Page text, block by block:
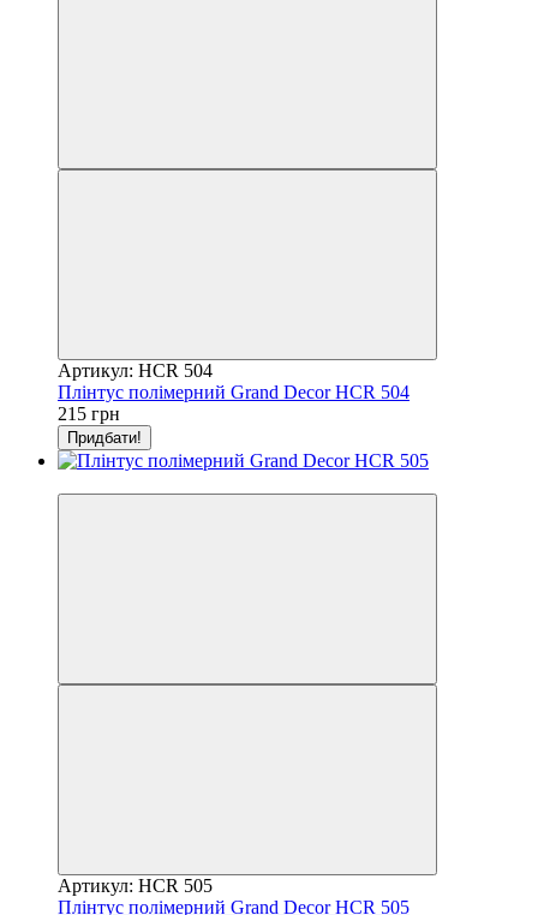
Артикул: HCR 504
Плінтус полімерний Grand Decor HCR 504
215 грн
Придбати!
Артикул: HCR 505
Плінтус полімерний Grand Decor HCR 505